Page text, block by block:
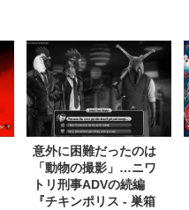
意外に困難だったのは
「動物の撮影」…ニワ
トリ刑事ADVの続編
『チキンポリス - 巣箱